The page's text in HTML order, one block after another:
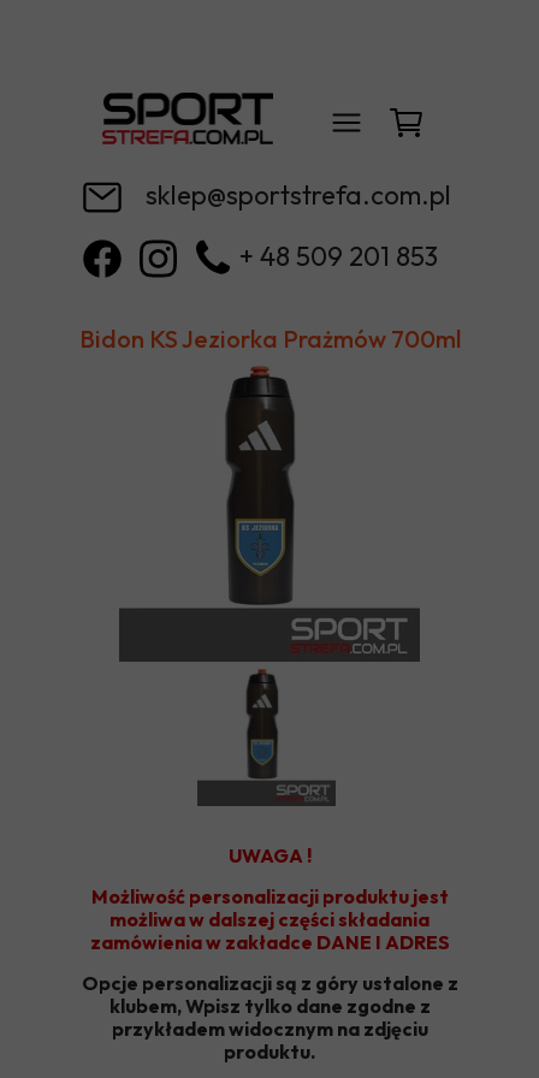
sklep@sportstrefa.com.pl
+ 48 509 201 853
UWAGA !
Możliwość personalizacji produktu jest
możliwa w dalszej części składania
zamówienia w zakładce DANE I ADRES
Opcje personalizacji są z góry ustalone z
klubem, Wpisz tylko dane zgodne z
przykładem widocznym na zdjęciu
produktu.
Bidon KS Jeziorka Prażmów 700ml